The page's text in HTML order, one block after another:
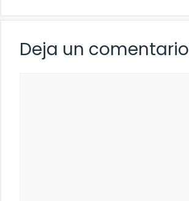
Deja un comentario